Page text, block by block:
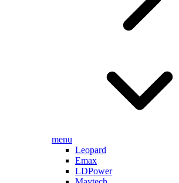
menu
Leopard
Emax
LDPower